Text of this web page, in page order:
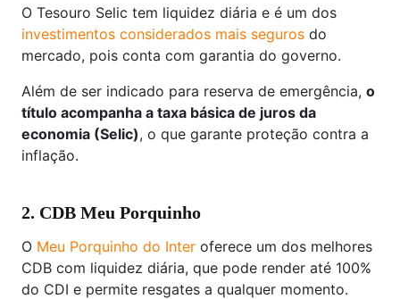
O Tesouro Selic tem liquidez diária e é um dos
investimentos considerados mais seguros do
mercado, pois conta com garantia do governo.
Além de ser indicado para reserva de emergência, o
título acompanha a taxa básica de juros da
economia (Selic), o que garante proteção contra a
inflação.
2. CDB Meu Porquinho
O Meu Porquinho do Inter oferece um dos melhores
CDB com liquidez diária, que pode render até 100%
do CDI e permite resgates a qualquer momento.